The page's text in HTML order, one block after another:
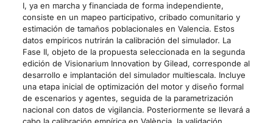
I, ya en marcha y financiada de forma independiente,
consiste en un mapeo participativo, cribado comunitario y
estimación de tamaños poblacionales en Valencia. Estos
datos empíricos nutrirán la calibración del simulador. La
Fase II, objeto de la propuesta seleccionada en la segunda
edición de Visionarium Innovation by Gilead, corresponde al
desarrollo e implantación del simulador multiescala. Incluye
una etapa inicial de optimización del motor y diseño formal
de escenarios y agentes, seguida de la parametrización
nacional con datos de vigilancia. Posteriormente se llevará a